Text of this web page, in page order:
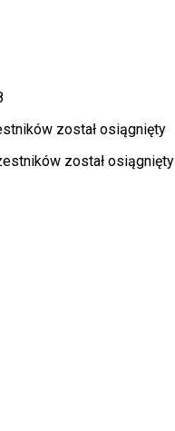
został osiągnięty
został osiągnięty